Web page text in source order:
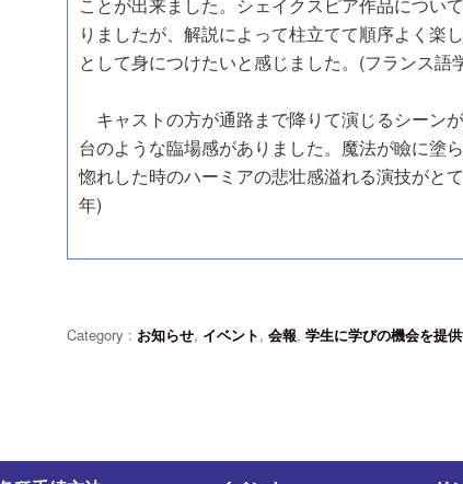
りましたが、解説によって柱立てて順序よく楽
として身につけたいと感じました。(フランス
キャストの方が通路まで降りて演じるシーン
台のような臨場感がありました。魔法が瞼に塗
惚れした時のハーミアの悲壮感溢れる演技がと
年)
Category : お知らせ, イベント, 会報, 学生に学びの機会を提